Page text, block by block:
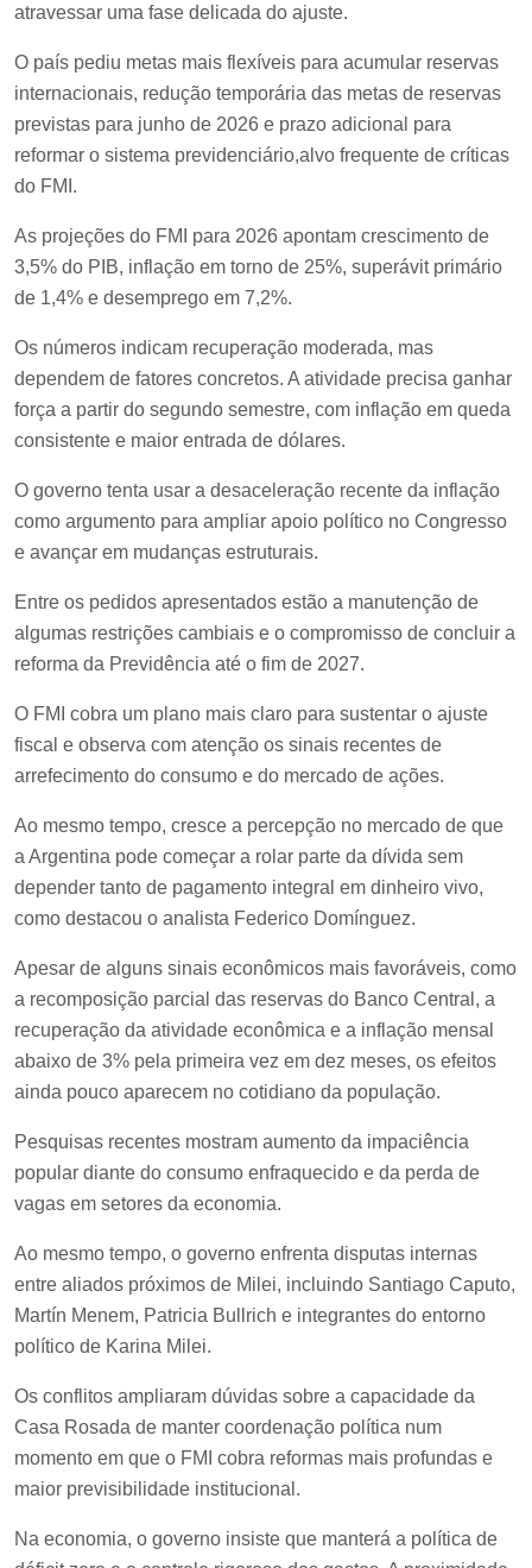
atravessar uma fase delicada do ajuste.
O país pediu metas mais flexíveis para acumular reservas
internacionais, redução temporária das metas de reservas
previstas para junho de 2026 e prazo adicional para
reformar o sistema previdenciário,alvo frequente de críticas
do FMI.
As projeções do FMI para 2026 apontam crescimento de
3,5% do PIB, inflação em torno de 25%, superávit primário
de 1,4% e desemprego em 7,2%.
Os números indicam recuperação moderada, mas
dependem de fatores concretos. A atividade precisa ganhar
força a partir do segundo semestre, com inflação em queda
consistente e maior entrada de dólares.
O governo tenta usar a desaceleração recente da inflação
como argumento para ampliar apoio político no Congresso
e avançar em mudanças estruturais.
Entre os pedidos apresentados estão a manutenção de
algumas restrições cambiais e o compromisso de concluir a
reforma da Previdência até o fim de 2027.
O FMI cobra um plano mais claro para sustentar o ajuste
fiscal e observa com atenção os sinais recentes de
arrefecimento do consumo e do mercado de ações.
Ao mesmo tempo, cresce a percepção no mercado de que
a Argentina pode começar a rolar parte da dívida sem
depender tanto de pagamento integral em dinheiro vivo,
como destacou o analista Federico Domínguez.
Apesar de alguns sinais econômicos mais favoráveis, como
a recomposição parcial das reservas do Banco Central, a
recuperação da atividade econômica e a inflação mensal
abaixo de 3% pela primeira vez em dez meses, os efeitos
ainda pouco aparecem no cotidiano da população.
Pesquisas recentes mostram aumento da impaciência
popular diante do consumo enfraquecido e da perda de
vagas em setores da economia.
Ao mesmo tempo, o governo enfrenta disputas internas
entre aliados próximos de Milei, incluindo Santiago Caputo,
Martín Menem, Patricia Bullrich e integrantes do entorno
político de Karina Milei.
Os conflitos ampliaram dúvidas sobre a capacidade da
Casa Rosada de manter coordenação política num
momento em que o FMI cobra reformas mais profundas e
maior previsibilidade institucional.
Na economia, o governo insiste que manterá a política de